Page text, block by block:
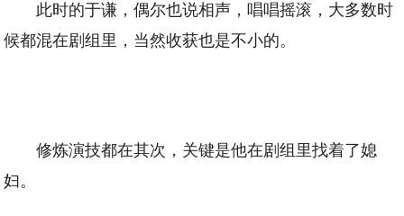
此时的于谦，偶尔也说相声，唱唱摇滚，大多数时
候都混在剧组里，当然收获也是不小的。
修炼演技都在其次，关键是他在剧组里找着了媳
妇。